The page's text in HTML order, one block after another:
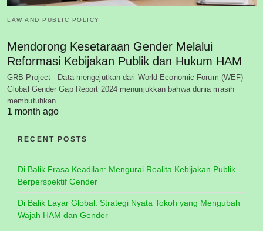
LAW AND PUBLIC POLICY
Mendorong Kesetaraan Gender Melalui
Reformasi Kebijakan Publik dan Hukum HAM
GRB Project - Data mengejutkan dari World Economic Forum (WEF)
Global Gender Gap Report 2024 menunjukkan bahwa dunia masih
membutuhkan…
1 month ago
RECENT POSTS
Di Balik Frasa Keadilan: Mengurai Realita Kebijakan Publik
Berperspektif Gender
Di Balik Layar Global: Strategi Nyata Tokoh yang Mengubah
Wajah HAM dan Gender